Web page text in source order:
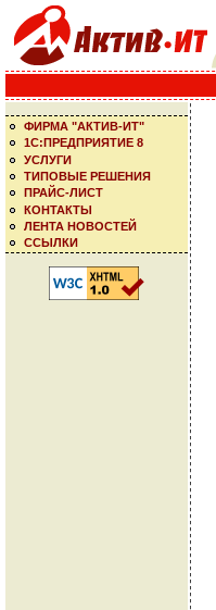
ФИРМА "АКТИВ-ИТ"
1С:ПРЕДПРИЯТИЕ 8
УСЛУГИ
ТИПОВЫЕ РЕШЕНИЯ
ПРАЙС-ЛИСТ
КОНТАКТЫ
ЛЕНТА НОВОСТЕЙ
ССЫЛКИ